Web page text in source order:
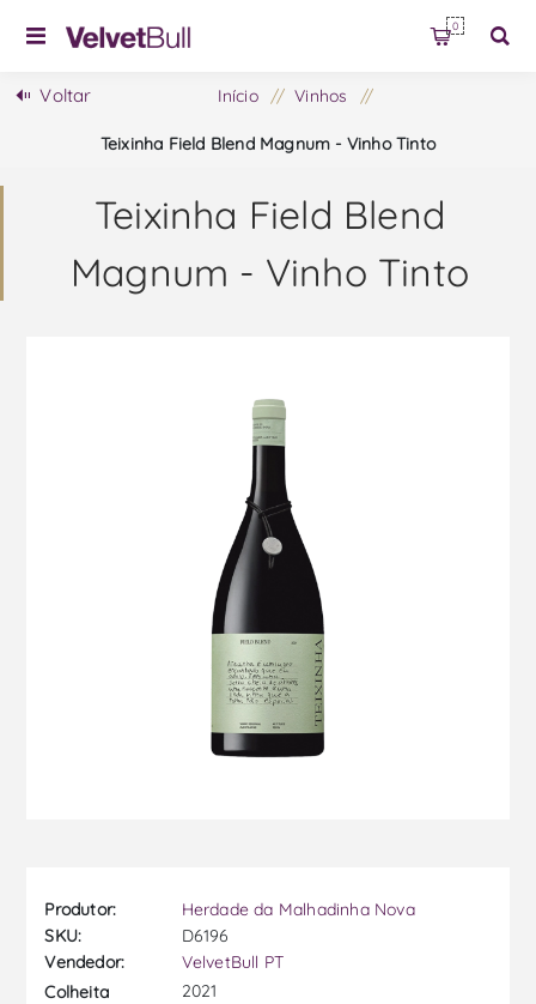
0
Voltar Início / Vinhos /
Teixinha Field Blend Magnum - Vinho Tinto
Teixinha Field Blend
Magnum - Vinho Tinto
Produtor:
Herdade da Malhadinha Nova
SKU:
D6196
Vendedor:
VelvetBull PT
Colheita
2021